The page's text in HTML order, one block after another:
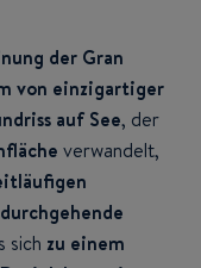
der Gran
von einzigartiger
auf See, der
verwandelt,
durchgehende
sich zu einem